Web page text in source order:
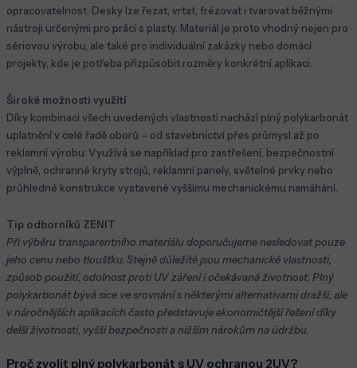
opracovatelnost. Desky lze řezat, vrtat, frézovat i tvarovat běžnými
nástroji určenými pro práci s plasty. Materiál je proto vhodný nejen pro
sériovou výrobu, ale také pro individuální zakázky nebo domácí
projekty, kde je potřeba přizpůsobit rozměry konkrétní aplikaci.
Široké možnosti využití
Díky kombinaci všech uvedených vlastností nachází plný polykarbonát
uplatnění v celé řadě oborů – od stavebnictví přes průmysl až po
reklamní výrobu. Využívá se například pro zastřešení, bezpečnostní
výplně, ochranné kryty strojů, reklamní panely, světelné prvky nebo
průhledné konstrukce vystavené vyššímu mechanickému namáhání.
Tip odborníků ZENIT
Při výběru transparentního materiálu doporučujeme nesledovat pouze
jeho cenu nebo tloušťku. Stejně důležité jsou mechanické vlastnosti,
způsob použití, odolnost proti UV záření i očekávaná životnost. Plný
polykarbonát bývá sice ve srovnání s některými alternativami dražší, ale
v náročnějších aplikacích často představuje ekonomičtější řešení díky
delší životnosti, vyšší bezpečnosti a nižším nárokům na údržbu.
Proč zvolit plný polykarbonát s UV ochranou 2UV?